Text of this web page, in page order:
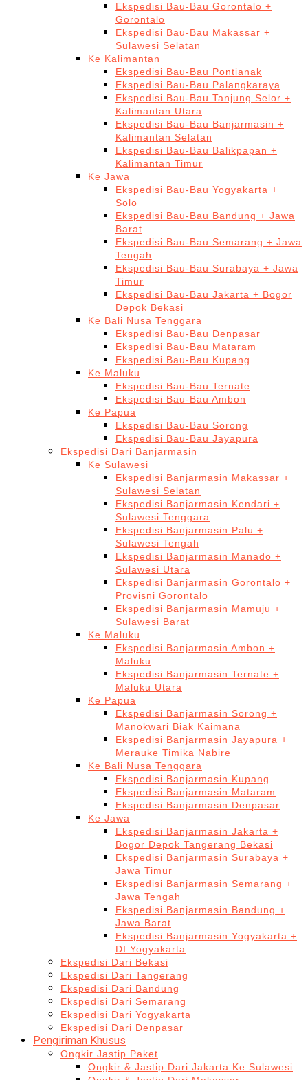
Ekspedisi Bau-Bau Gorontalo +
Gorontalo
Ekspedisi Bau-Bau Makassar +
Sulawesi Selatan
Ke Kalimantan
Ekspedisi Bau-Bau Pontianak
Ekspedisi Bau-Bau Palangkaraya
Ekspedisi Bau-Bau Tanjung Selor +
Kalimantan Utara
Ekspedisi Bau-Bau Banjarmasin +
Kalimantan Selatan
Ekspedisi Bau-Bau Balikpapan +
Kalimantan Timur
Ke Jawa
Ekspedisi Bau-Bau Yogyakarta +
Solo
Ekspedisi Bau-Bau Bandung + Jawa
Barat
Ekspedisi Bau-Bau Semarang + Jawa
Tengah
Ekspedisi Bau-Bau Surabaya + Jawa
Timur
Ekspedisi Bau-Bau Jakarta + Bogor
Depok Bekasi
Ke Bali Nusa Tenggara
Ekspedisi Bau-Bau Denpasar
Ekspedisi Bau-Bau Mataram
Ekspedisi Bau-Bau Kupang
Ke Maluku
Ekspedisi Bau-Bau Ternate
Ekspedisi Bau-Bau Ambon
Ke Papua
Ekspedisi Bau-Bau Sorong
Ekspedisi Bau-Bau Jayapura
Ekspedisi Dari Banjarmasin
Ke Sulawesi
Ekspedisi Banjarmasin Makassar +
Sulawesi Selatan
Ekspedisi Banjarmasin Kendari +
Sulawesi Tenggara
Ekspedisi Banjarmasin Palu +
Sulawesi Tengah
Ekspedisi Banjarmasin Manado +
Sulawesi Utara
Ekspedisi Banjarmasin Gorontalo +
Provisni Gorontalo
Ekspedisi Banjarmasin Mamuju +
Sulawesi Barat
Ke Maluku
Ekspedisi Banjarmasin Ambon +
Maluku
Ekspedisi Banjarmasin Ternate +
Maluku Utara
Ke Papua
Ekspedisi Banjarmasin Sorong +
Manokwari Biak Kaimana
Ekspedisi Banjarmasin Jayapura +
Merauke Timika Nabire
Ke Bali Nusa Tenggara
Ekspedisi Banjarmasin Kupang
Ekspedisi Banjarmasin Mataram
Ekspedisi Banjarmasin Denpasar
Ke Jawa
Ekspedisi Banjarmasin Jakarta +
Bogor Depok Tangerang Bekasi
Ekspedisi Banjarmasin Surabaya +
Jawa Timur
Ekspedisi Banjarmasin Semarang +
Jawa Tengah
Ekspedisi Banjarmasin Bandung +
Jawa Barat
Ekspedisi Banjarmasin Yogyakarta +
DI Yogyakarta
Ekspedisi Dari Bekasi
Ekspedisi Dari Tangerang
Ekspedisi Dari Bandung
Ekspedisi Dari Semarang
Ekspedisi Dari Yogyakarta
Ekspedisi Dari Denpasar
Pengiriman Khusus
Ongkir Jastip Paket
Ongkir & Jastip Dari Jakarta Ke Sulawesi